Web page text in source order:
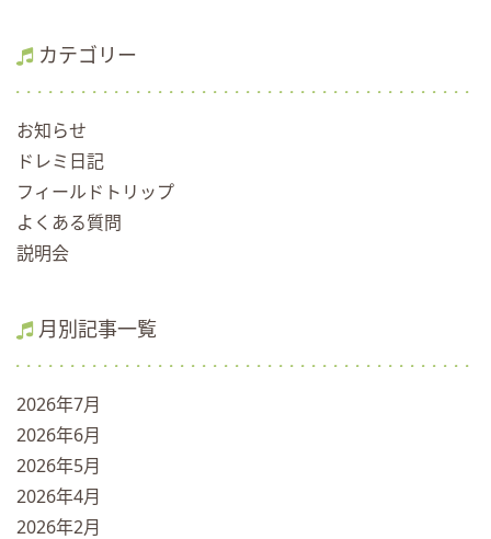
カテゴリー
お知らせ
ドレミ日記
フィールドトリップ
よくある質問
説明会
月別記事一覧
2026年7月
2026年6月
2026年5月
2026年4月
2026年2月